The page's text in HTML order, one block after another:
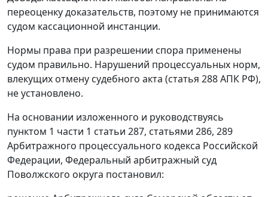
переоценку доказательств, поэтому не принимаются
судом кассационной инстанции.
Нормы права при разрешении спора применены
судом правильно. Нарушений процессуальных норм,
влекущих отмену судебного акта (статья 288АПК РФ),
не установлено.
На основании изложенного и руководствуясь
пунктом 1 части 1 статьи 287, статьями 286, 289
Арбитражного процессуального кодекса Российской
Федерации, Федеральный арбитражный суд
Поволжского округа постановил: